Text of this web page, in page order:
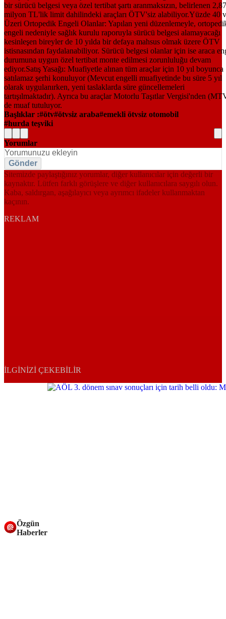
Başlıklar : ötv ötvsiz araba emekli ötvsiz otomobil
hurda teşviki
Yorumlar
Gönder
Sitemizde paylaştığınız yorumlar, diğer kullanıcılar için değerli bir
kaynaktır. Lütfen farklı görüşlere ve diğer kullanıcılara saygılı olun.
Kaba, saldırgan, aşağılayıcı veya ayrımcı ifadeler kullanmaktan
kaçının.
REKLAM
İLGINIZI ÇEKEBILIR
Özgün
Haberler